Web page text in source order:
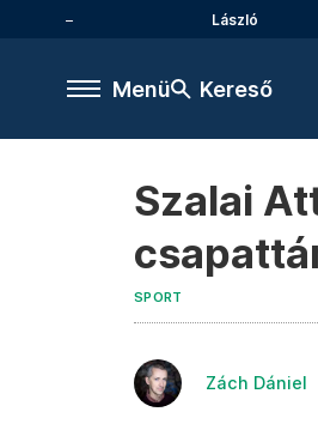
László
Menü Kereső
Szalai
SPORT
Zách Dániel